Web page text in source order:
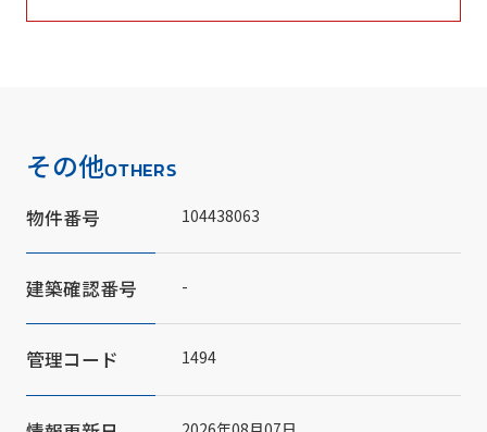
その他OTHERS
物件番号 104438063
建築確認番号 -
管理コード 1494